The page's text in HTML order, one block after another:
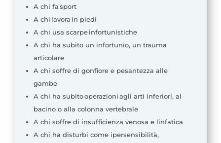
A chi fa sport
A chi lavora in piedi
A chi usa scarpe infortunistiche
A chi ha subito un infortunio, un trauma
articolare
A chi soffre di gonfiore e pesantezza alle
gambe
A chi ha subito operazioni agli arti inferiori, al
bacino o alla colonna vertebrale
A chi soffre di insufficienza venosa e linfatica
A chi ha disturbi come ipersensibilità,